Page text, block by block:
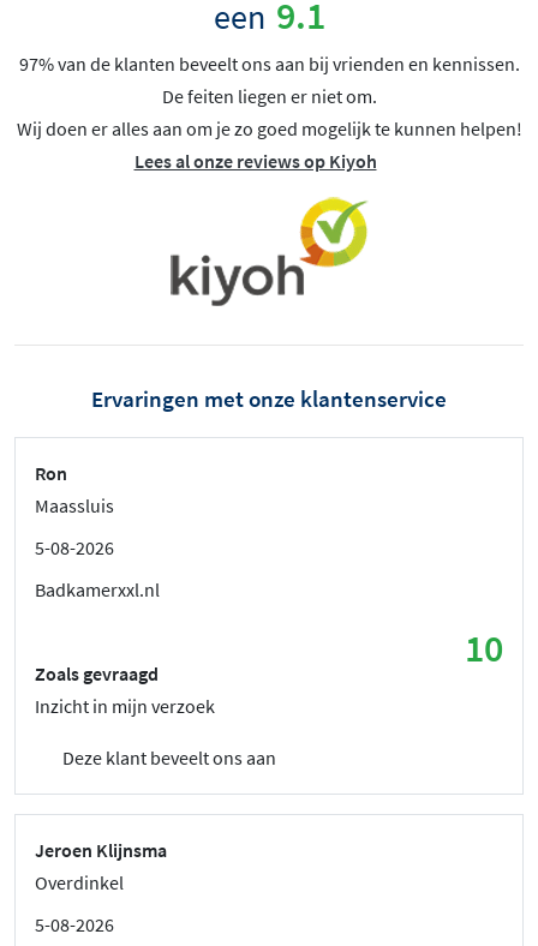
een 9.1
97% van de klanten beveelt ons aan bij vrienden en kennissen.
De feiten liegen er niet om.
Wij doen er alles aan om je zo goed mogelijk te kunnen helpen!
Lees al onze reviews op Kiyoh
Ervaringen met onze klantenservice
Ron
Maassluis
5-08-2026
Badkamerxxl.nl
10
Zoals gevraagd
Inzicht in mijn verzoek
Deze klant beveelt ons aan
Jeroen Klijnsma
Overdinkel
5-08-2026